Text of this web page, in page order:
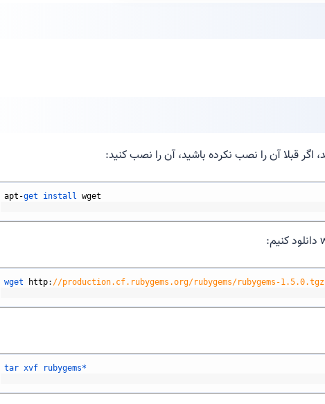
apt -get install wget
wget http: //production.cf.rubygems.org/rubygems/rubygems-1.5.0.tgz
tar xvf rubygems*